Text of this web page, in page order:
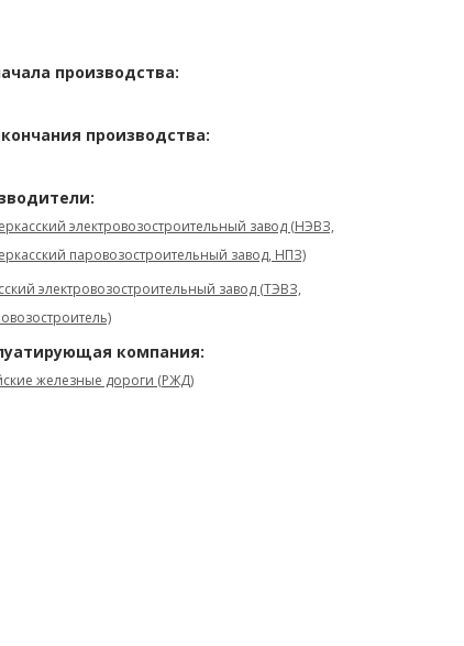
производства:
производства:
электровозостроительный завод (НЭВЗ,
паровозостроительный завод, НПЗ)
электровозостроительный завод (ТЭВЗ,
компания:
железные дороги (РЖД)